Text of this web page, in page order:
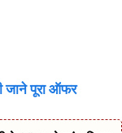
जाने पूरा ऑफर